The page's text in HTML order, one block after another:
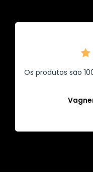
Os produtos são